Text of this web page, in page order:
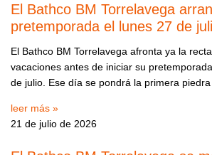
El Bathco BM Torrelavega
pretemporada el lunes 27 de
El Bathco BM Torrelavega afronta ya la
vacaciones antes de iniciar su
de julio. Ese día se pondrá la primera piedra
leer más »
21 de julio de 2026